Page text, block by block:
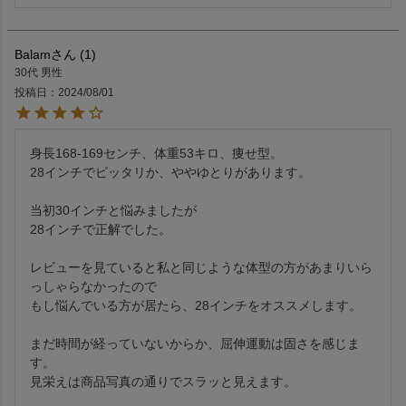
Balam 1
30代 男性
投稿日
2024/08/01
身長168-169センチ、体重53キロ、痩せ型。
28インチでピッタリか、ややゆとりがあります。
当初30インチと悩みましたが
28インチで正解でした。
レビューを見ていると私と同じような体型の方があまりいら
っしゃらなかったので
もし悩んでいる方が居たら、28インチをオススメします。
まだ時間が経っていないからか、屈伸運動は固さを感じま
す。
見栄えは商品写真の通りでスラッと見えます。